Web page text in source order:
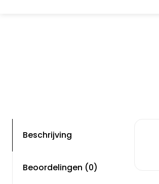
Beschrijving
Beoordelingen (0)